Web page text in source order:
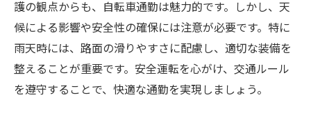
堺市求人での副業チャンスを探すテクニッ
ク
昇給につながる堺市でのスキルアップ戦略
生活費を考慮した堺市での収入増加プラン
護の観点からも、自転車通勤は魅力的です。しかし、天
候による影響や安全性の確保には注意が必要です。特に
雨天時には、路面の滑りやすさに配慮し、適切な装備を
整えることが重要です。安全運転を心がけ、交通ルール
を遵守することで、快適な通勤を実現しましょう。